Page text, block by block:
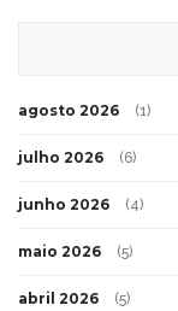
agosto 2026 (1)
julho 2026 (6)
junho 2026 (4)
maio 2026 (5)
abril 2026 (5)